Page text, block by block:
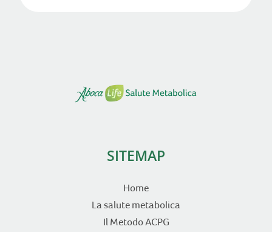
SITEMAP
Home
La salute metabolica
Il Metodo ACPG